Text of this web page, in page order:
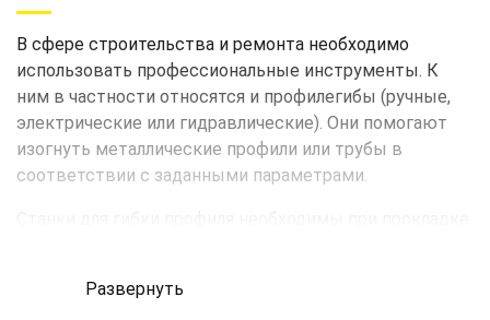
В сфере строительства и ремонта необходимо
использовать профессиональные инструменты. К
ним в частности относятся и профилегибы (ручные,
электрические или гидравлические). Они помогают
изогнуть металлические профили или трубы в
соответствии с заданными параметрами.
укладки и формирования изгибов для наибольшей
Развернуть